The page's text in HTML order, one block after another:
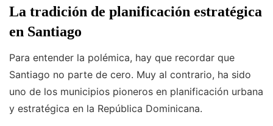
La tradición de planificación estratégica
en Santiago
Para entender la polémica, hay que recordar que
Santiago no parte de cero. Muy al contrario, ha sido
uno de los municipios pioneros en planificación urbana
y estratégica en la República Dominicana.